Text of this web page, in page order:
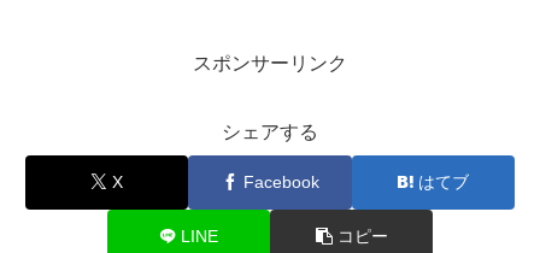
スポンサーリンク
シェアする
X Facebook はてブ
LINE コピー